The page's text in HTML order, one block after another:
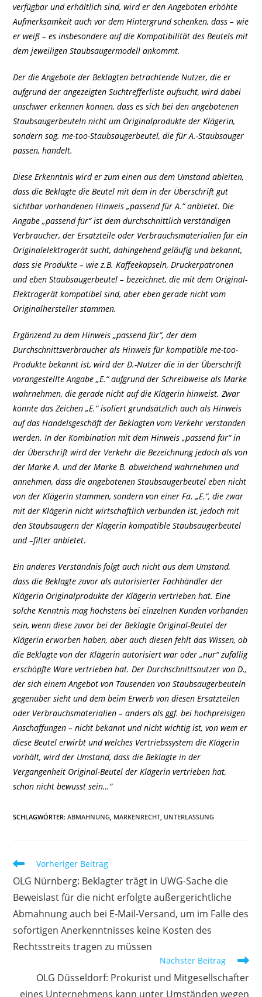
verfügbar und erhältlich sind, wird er den Angeboten erhöhte
Aufmerksamkeit auch vor dem Hintergrund schenken, dass – wie
er weiß – es insbesondere auf die Kompatibilität des Beutels mit
dem jeweiligen Staubsaugermodell ankommt.
Der die Angebote der Beklagten betrachtende Nutzer, die er
aufgrund der angezeigten Suchtrefferliste aufsucht, wird dabei
unschwer erkennen können, dass es sich bei den angebotenen
Staubsaugerbeuteln nicht um Originalprodukte der Klägerin,
sondern sog. me-too-Staubsaugerbeutel, die für A.-Staubsauger
passen, handelt.
Diese Erkenntnis wird er zum einen aus dem Umstand ableiten,
dass die Beklagte die Beutel mit dem in der Überschrift gut
sichtbar vorhandenen Hinweis „passend für A.“ anbietet. Die
Angabe „passend für“ ist dem durchschnittlich verständigen
Verbraucher, der Ersatzteile oder Verbrauchsmaterialien für ein
Originalelektrogerät sucht, dahingehend geläufig und bekannt,
dass sie Produkte – wie z.B. Kaffeekapseln, Druckerpatronen
und eben Staubsaugerbeutel – bezeichnet, die mit dem Original-
Elektrogerät kompatibel sind, aber eben gerade nicht vom
Originalhersteller stammen.
Ergänzend zu dem Hinweis „passend für“, der dem
Durchschnittsverbraucher als Hinweis für kompatible me-too-
Produkte bekannt ist, wird der D.-Nutzer die in der Überschrift
vorangestellte Angabe „E.“ aufgrund der Schreibweise als Marke
wahrnehmen, die gerade nicht auf die Klägerin hinweist. Zwar
könnte das Zeichen „E.“ isoliert grundsätzlich auch als Hinweis
auf das Handelsgeschäft der Beklagten vom Verkehr verstanden
werden. In der Kombination mit dem Hinweis „passend für“ in
der Überschrift wird der Verkehr die Bezeichnung jedoch als von
der Marke A. und der Marke B. abweichend wahrnehmen und
annehmen, dass die angebotenen Staubsaugerbeutel eben nicht
von der Klägerin stammen, sondern von einer Fa. „E.“, die zwar
mit der Klägerin nicht wirtschaftlich verbunden ist, jedoch mit
den Staubsaugern der Klägerin kompatible Staubsaugerbeutel
und –filter anbietet.
Ein anderes Verständnis folgt auch nicht aus dem Umstand,
dass die Beklagte zuvor als autorisierter Fachhändler der
Klägerin Originalprodukte der Klägerin vertrieben hat. Eine
solche Kenntnis mag höchstens bei einzelnen Kunden vorhanden
sein, wenn diese zuvor bei der Beklagte Original-Beutel der
Klägerin erworben haben, aber auch diesen fehlt das Wissen, ob
die Beklagte von der Klägerin autorisiert war oder „nur“ zufällig
erschöpfte Ware vertrieben hat. Der Durchschnittsnutzer von D.,
der sich einem Angebot von Tausenden von Staubsaugerbeuteln
gegenüber sieht und dem beim Erwerb von diesen Ersatzteilen
oder Verbrauchsmaterialien – anders als ggf. bei hochpreisigen
Anschaffungen – nicht bekannt und nicht wichtig ist, von wem er
diese Beutel erwirbt und welches Vertriebssystem die KIägerin
vorhält, wird der Umstand, dass die Beklagte in der
Vergangenheit Original-Beutel der Klägerin vertrieben hat,
schon nicht bewusst sein…“
SCHLAGWÖRTER:ABMAHNUNG MARKENRECHT UNTERLASSUNG
Weitere
ansehen
Vorheriger Beitrag
OLG Nürnberg: Beklagter trägt in UWG-Sache die
Beweislast für die nicht erfolgte außergerichtliche
Abmahnung auch bei E-Mail-Versand, um im Falle des
sofortigen Anerkenntnisses keine Kosten des
Rechtsstreits tragen zu müssen
Nächster Beitrag
OLG Düsseldorf: Prokurist und Mitgesellschafter
eines Unternehmens kann unter Umständen wegen